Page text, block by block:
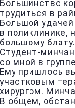
Большинство
трудиться в
Большой
в поликлинике,
большому блату.
Студент-
со мной в
Ему пришлось
участковым
хирургом.
В общем,